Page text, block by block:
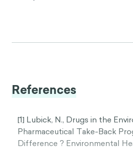
References
[1] Lubick, N., Drugs in the
Pharmaceutical Take-Back
Difference ? Environmental